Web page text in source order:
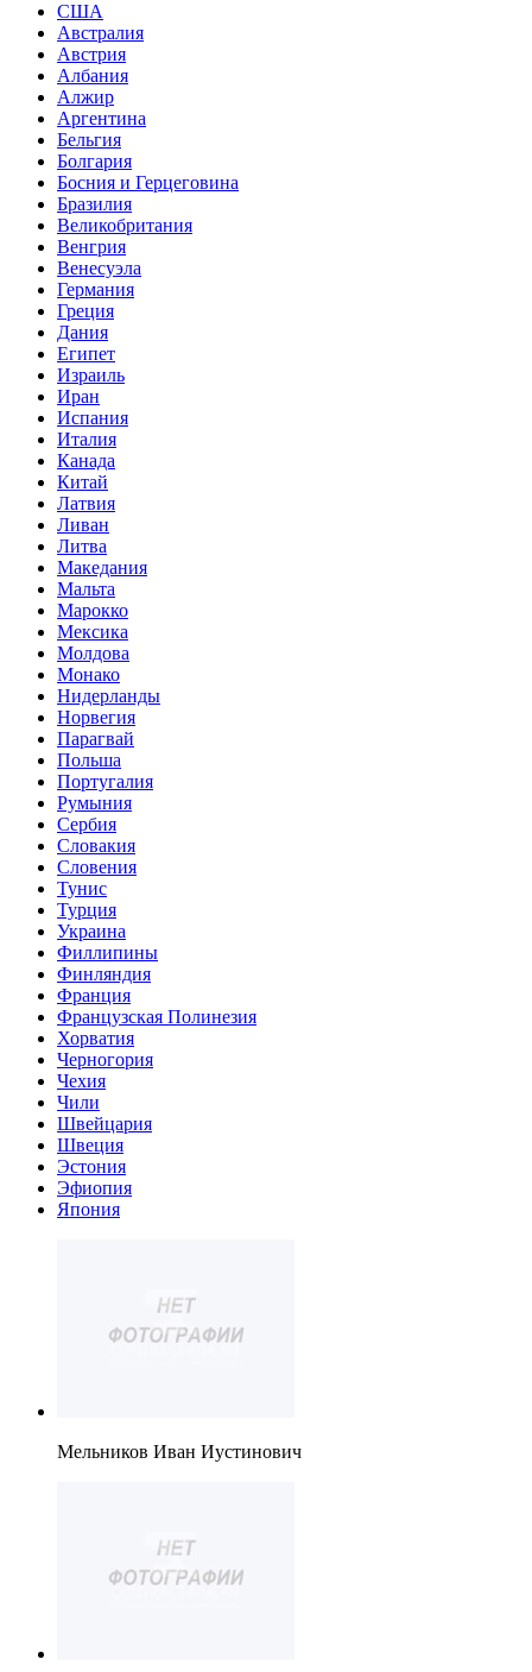
США
Австралия
Австрия
Албания
Алжир
Аргентина
Бельгия
Болгария
Босния и Герцеговина
Бразилия
Великобритания
Венгрия
Венесуэла
Германия
Греция
Дания
Египет
Израиль
Иран
Испания
Италия
Канада
Китай
Латвия
Ливан
Литва
Македания
Мальта
Марокко
Мексика
Молдова
Монако
Нидерланды
Норвегия
Парагвай
Польша
Португалия
Румыния
Сербия
Словакия
Словения
Тунис
Турция
Украина
Филлипины
Финляндия
Франция
Французская Полинезия
Хорватия
Черногория
Чехия
Чили
Швейцария
Швеция
Эстония
Эфиопия
Япония
Мельников Иван Иустинович